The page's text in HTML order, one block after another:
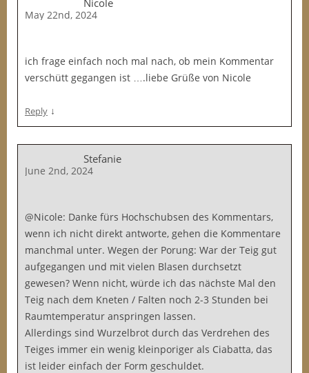
Nicole
May 22nd, 2024
ich frage einfach noch mal nach, ob mein Kommentar
verschütt gegangen ist ….liebe Grüße von Nicole
Reply ↓
Stefanie
June 2nd, 2024
@Nicole: Danke fürs Hochschubsen des Kommentars,
wenn ich nicht direkt antworte, gehen die Kommentare
manchmal unter. Wegen der Porung: War der Teig gut
aufgegangen und mit vielen Blasen durchsetzt
gewesen? Wenn nicht, würde ich das nächste Mal den
Teig nach dem Kneten / Falten noch 2-3 Stunden bei
Raumtemperatur anspringen lassen.
Allerdings sind Wurzelbrot durch das Verdrehen des
Teiges immer ein wenig kleinporiger als Ciabatta, das
ist leider einfach der Form geschuldet.